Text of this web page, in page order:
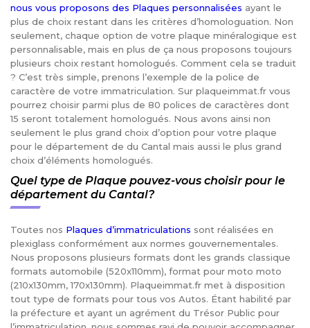
nous vous proposons des Plaques personnalisées ayant le
plus de choix restant dans les critères d’homologuation. Non
seulement, chaque option de votre plaque minéralogique est
personnalisable, mais en plus de ça nous proposons toujours
plusieurs choix restant homologués. Comment cela se traduit
? C’est très simple, prenons l’exemple de la police de
caractère de votre immatriculation. Sur plaqueimmat.fr vous
pourrez choisir parmi plus de 80 polices de caractères dont
15 seront totalement homologués. Nous avons ainsi non
seulement le plus grand choix d’option pour votre plaque
pour le département de du Cantal mais aussi le plus grand
choix d’éléments homologués.
Quel type de Plaque pouvez-vous choisir pour le
département du Cantal?
Toutes nos Plaques d’immatriculations sont réalisées en
plexiglass conformément aux normes gouvernementales.
Nous proposons plusieurs formats dont les grands classique
formats automobile (520x110mm), format pour moto moto
(210x130mm, 170x130mm). Plaqueimmat.fr met à disposition
tout type de formats pour tous vos Autos. Étant habilité par
la préfecture et ayant un agrément du Trésor Public pour